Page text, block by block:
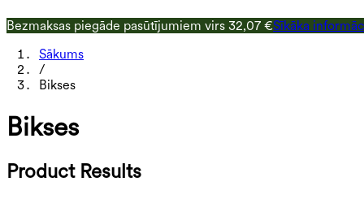
Bezmaksas piegāde pasūtījumiem virs 32,07 €Sīkāka
Sākums
/
Bikses
Bikses
Product Results